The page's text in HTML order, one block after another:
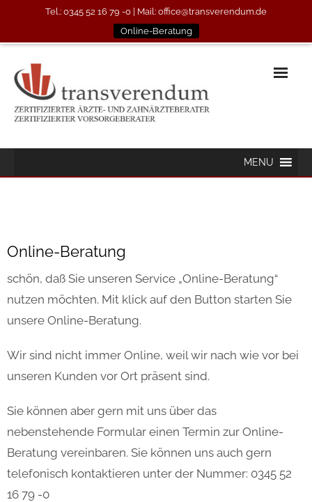
Tel.: 0345 52 16 79 -0 | Mail: office@transverendum.de
Online-Beratung
MENU
Online-Beratung
schön, daß Sie unseren Service „Online-Beratung“
nutzen möchten. Mit klick auf den Button starten Sie
unsere Online-Beratung.
Wir sind nicht immer Online, weil wir nach wie vor bei
unseren Kunden vor Ort präsent sind.
Sie können aber gern mit uns über das
nebenstehende Formular einen Termin zur Online-
Beratung vereinbaren. Sie können uns auch gern
telefonisch kontaktieren unter der Nummer: 0345 52
16 79 -0